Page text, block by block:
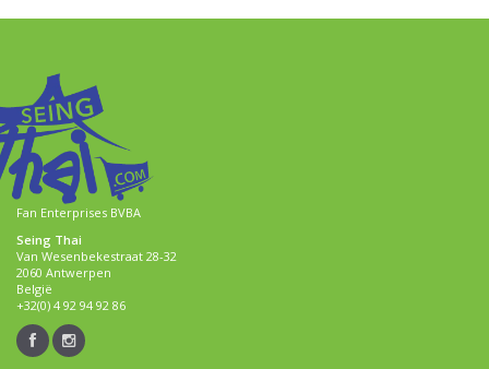
Fan Enterprises BVBA
Seing Thai
Van Wesenbekestraat 28-32
2060 Antwerpen
België
+32(0) 4 92 94 92 86